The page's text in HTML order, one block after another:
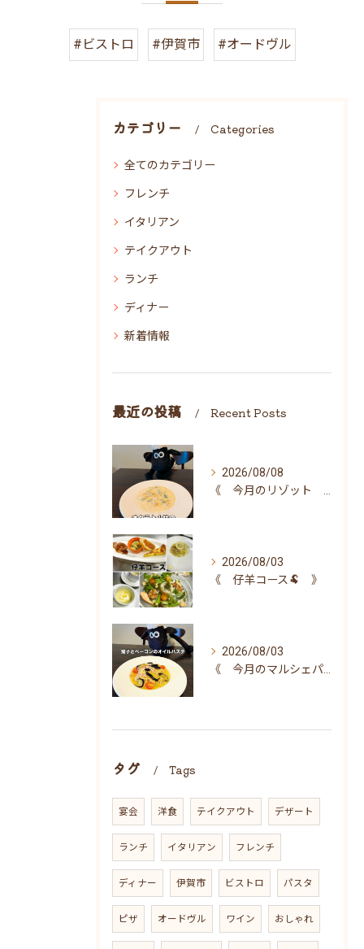
#ビストロ #伊賀市 #オードヴル
カテゴリー Categories
全てのカテゴリー
フレンチ
イタリアン
テイクアウト
ランチ
ディナー
新着情報
最近の投稿 Recent Posts
2026/08/08
2026/08/03
《 仔羊コース🐏 》
2026/08/03
タグ Tags
宴会 洋食 テイクアウト デザート
ランチ イタリアン フレンチ
ディナー 伊賀市 ビストロ パスタ
ピザ オードヴル ワイン おしゃれ